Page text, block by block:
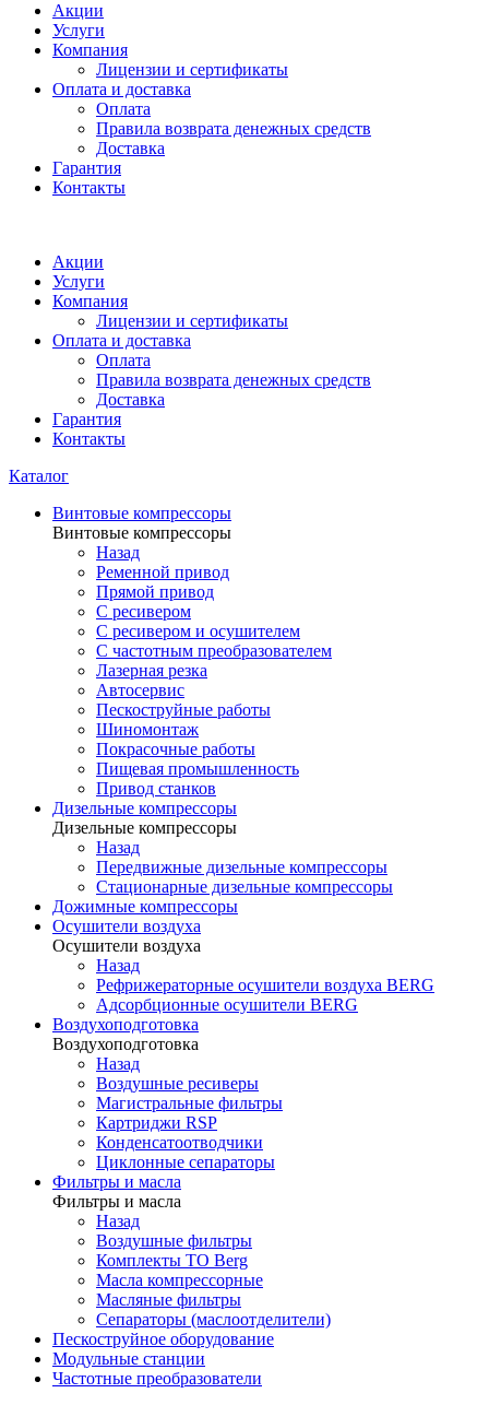
Акции
Услуги
Компания
Лицензии и сертификаты
Оплата и доставка
Оплата
Правила возврата денежных средств
Доставка
Гарантия
Контакты
Акции
Услуги
Компания
Лицензии и сертификаты
Оплата и доставка
Оплата
Правила возврата денежных средств
Доставка
Гарантия
Контакты
Каталог
Винтовые компрессоры
Винтовые компрессоры
Назад
Ременной привод
Прямой привод
С ресивером
С ресивером и осушителем
С частотным преобразователем
Лазерная резка
Автосервис
Пескоструйные работы
Шиномонтаж
Покрасочные работы
Пищевая промышленность
Привод станков
Дизельные компрессоры
Дизельные компрессоры
Назад
Передвижные дизельные компрессоры
Стационарные дизельные компрессоры
Дожимные компрессоры
Осушители воздуха
Осушители воздуха
Назад
Рефрижераторные осушители воздуха BERG
Адсорбционные осушители BERG
Воздухоподготовка
Воздухоподготовка
Назад
Воздушные ресиверы
Магистральные фильтры
Картриджи RSP
Конденсатоотводчики
Циклонные сепараторы
Фильтры и масла
Фильтры и масла
Назад
Воздушные фильтры
Комплекты ТО Berg
Масла компрессорные
Масляные фильтры
Сепараторы (маслоотделители)
Пескоструйное оборудование
Модульные станции
Частотные преобразователи